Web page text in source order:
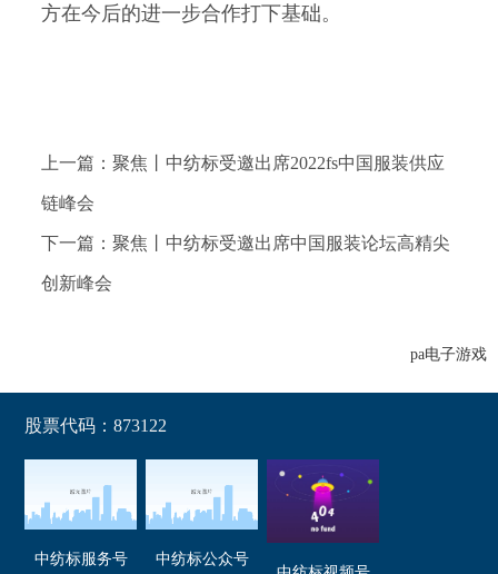
方在今后的进一步合作打下基础。
上一篇：聚焦丨中纺标受邀出席2022fs中国服装供应
链峰会
下一篇：聚焦丨中纺标受邀出席中国服装论坛高精尖
创新峰会
pa电子游戏
股票代码：873122
中纺标服务号
中纺标公众号